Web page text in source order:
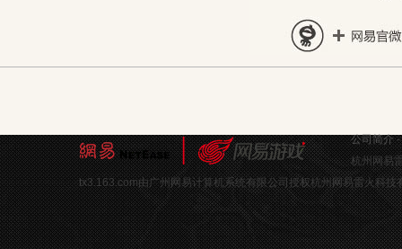
公司简介-
杭州网易
tx3.163.com由广州网易计算机系统有限公司授权杭州网易雷火科技